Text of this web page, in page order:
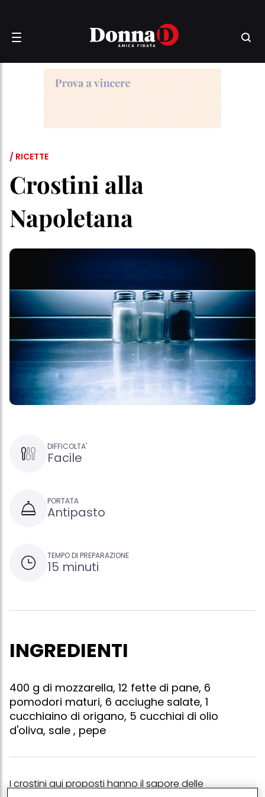
/ RICETTE
Crostini alla
Napoletana
DIFFICOLTA'
Facile
PORTATA
Antipasto
TEMPO DI PREPARAZIONE
15 minuti
INGREDIENTI
400 g di mozzarella, 12 fette di pane, 6
pomodori maturi, 6 acciughe salate, 1
cucchiaino di origano, 5 cucchiai di olio
d'oliva, sale , pepe
I crostini qui proposti hanno il sapore delle